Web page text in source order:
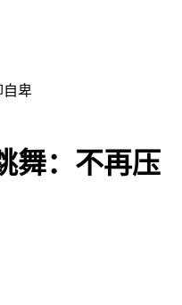
舞：不再压